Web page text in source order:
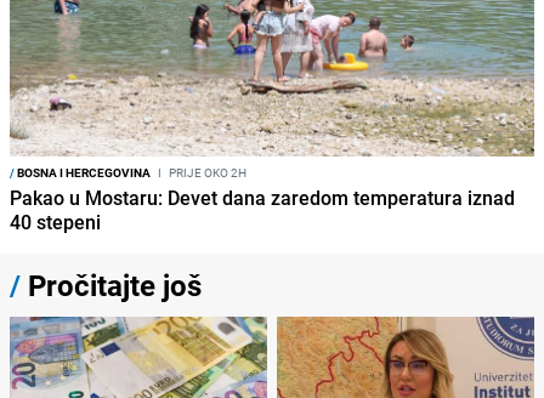
/BOSNA I HERCEGOVINA I PRIJE OKO 2H
Pakao u Mostaru: Devet dana zaredom temperatura iznad
40 stepeni
/ Pročitajte još